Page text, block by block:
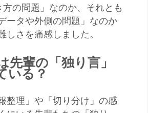
方の問題」なのか、それとも
ータや外側の問題」なのか
しさを痛感しました。
先輩の「独り言」
いる？
整理」や「切り分け」の感